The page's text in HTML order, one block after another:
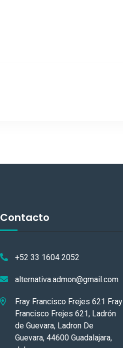
Contacto
+52 33 1604 2052
alternativa.admon@gmail.com
Fray Francisco Frejes 621 Fray
Francisco Frejes 621, Ladrón
de Guevara, Ladron De
Guevara, 44600 Guadalajara,